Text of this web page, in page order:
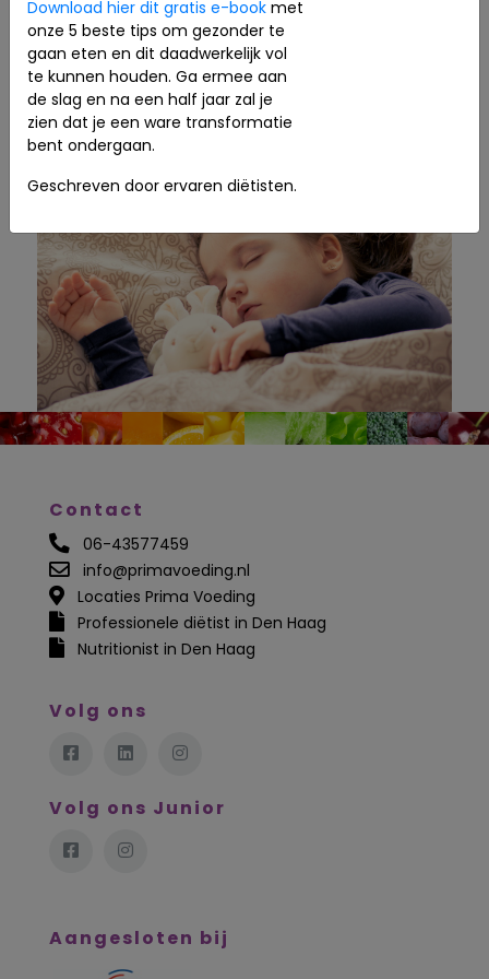
Contact
06-43577459
info@primavoeding.nl
Locaties Prima Voeding
Professionele diëtist in Den Haag
Nutritionist in Den Haag
Volg ons
Volg ons Junior
Aangesloten bij
Download hier dit gratis e-book met
onze 5 beste tips om gezonder te
gaan eten en dit daadwerkelijk vol
te kunnen houden. Ga ermee aan
de slag en na een half jaar zal je
zien dat je een ware transformatie
bent ondergaan.
Geschreven door ervaren diëtisten.